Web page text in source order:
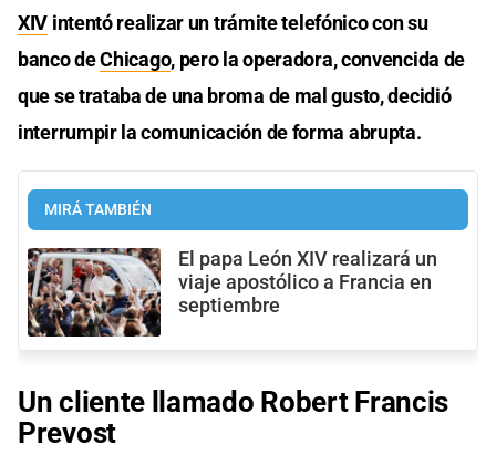
XIV intentó realizar un trámite telefónico con su
banco deChicago, pero la operadora, convencida de
que se trataba de una broma de mal gusto, decidió
interrumpir la comunicación de forma abrupta.
MIRÁ TAMBIÉN
El papa León XIV realizará un
viaje apostólico a Francia en
septiembre
Un cliente llamado Robert Francis
Prevost